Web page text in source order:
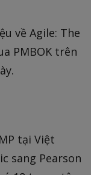
về Agile: The
PMBOK trên
tại Việt
sang Pearson